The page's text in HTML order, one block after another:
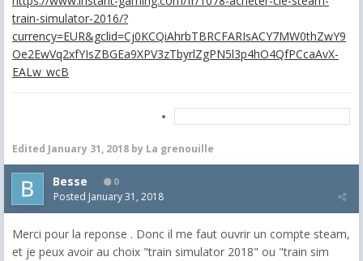
train-simulator-2016/?
currency=EUR&gclid=Cj0KCQiAhrbTBRCFARIsACY7MW0thZwY9
Oe2EwVq2xfYIsZBGEa9XPV3zTbyrlZgPN5l3p4hO4QfPCcaAvX-
EALw_wcB
Edited January 31, 2018 by La grenouille
Besse 0
Posted January 31, 2018
Merci pour la reponse . Donc il me faut ouvrir un compte steam,
et je peux avoir au choix "train simulator 2018" ou "train sim